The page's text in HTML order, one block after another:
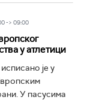
-> 09:00
у атлетици
је у
У пасусима